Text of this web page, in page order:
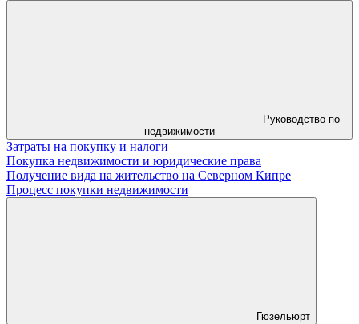
Руководство по
недвижимости
Затраты на покупку и налоги
Покупка недвижимости и юридические права
Получение вида на жительство на Северном Кипре
Процесс покупки недвижимости
Гюзельюрт